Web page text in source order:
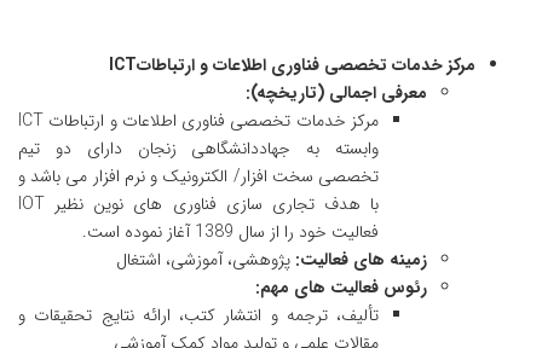
مرکز خدمات تخصصی فناوری اطلاعات و ارتباطاتICT
معرفی اجمالی (تاریخچه):
مرکز خدمات تخصصی فناوری اطلاعات و ارتباطات ICT
وابسته به جهاددانشگاهی زنجان دارای دو تیم
تخصصی سخت افزار/ الکترونیک و نرم افزار می باشد و
با هدف تجاری سازی فناوری های نوین نظیر IOT
فعالیت خود را از سال 1389 آغاز نموده است.
زمینه های فعالیت: پژوهشی، آموزشی، اشتغال
رئوس فعالیت های مهم:
تألیف، ترجمه و انتشار کتب، ارائه نتایج تحقیقات و